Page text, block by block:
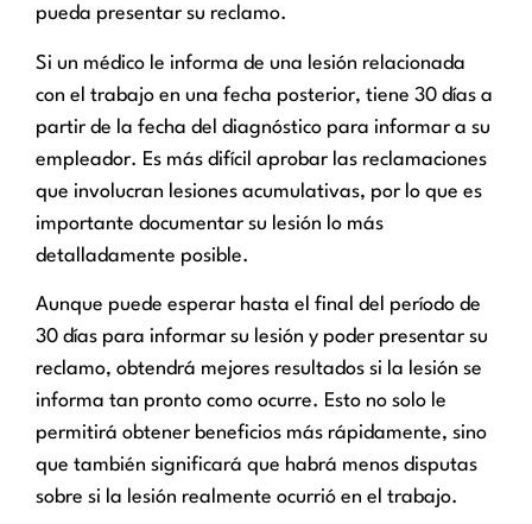
pueda presentar su reclamo.
Si un médico le informa de una lesión relacionada
con el trabajo en una fecha posterior, tiene 30 días a
partir de la fecha del diagnóstico para informar a su
empleador. Es más difícil aprobar las reclamaciones
que involucran lesiones acumulativas, por lo que es
importante documentar su lesión lo más
detalladamente posible.
Aunque puede esperar hasta el final del período de
30 días para informar su lesión y poder presentar su
reclamo, obtendrá mejores resultados si la lesión se
informa tan pronto como ocurre. Esto no solo le
permitirá obtener beneficios más rápidamente, sino
que también significará que habrá menos disputas
sobre si la lesión realmente ocurrió en el trabajo.